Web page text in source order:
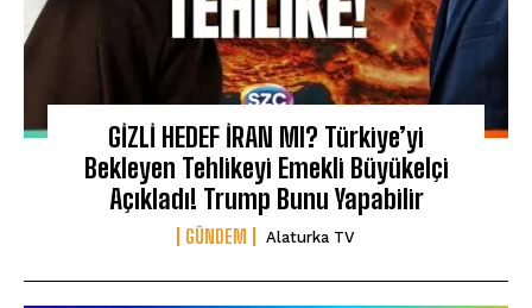
GİZLİ HEDEF İRAN MI? Türkiye’yi
Bekleyen Tehlikeyi Emekli Büyükelçi
Açıkladı! Trump Bunu Yapabilir
GÜNDEM Alaturka TV